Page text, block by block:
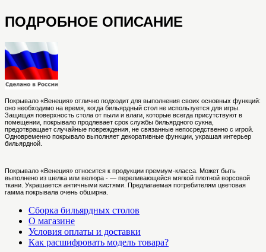
ПОДРОБНОЕ ОПИСАНИЕ
Покрывало «Венеция» отлично подходит для выполнения своих основных функций:
оно необходимо на время, когда бильярдный стол не используется для игры.
Защищая поверхность стола от пыли и влаги, которые всегда присутствуют в
помещении, покрывало продлевает срок службы бильярдного сукна,
предотвращает случайные повреждения, не связанные непосредственно с игрой.
Одновременно покрывало выполняет декоративные функции, украшая интерьер
бильярдной.
Покрывало «Венеция» относится к продукции премиум-класса. Может быть
выполнено из шелка или велюра - — переливающейся мягкой плотной ворсовой
ткани. Украшается античными кистями. Предлагаемая потребителям цветовая
гамма покрывала очень обширна.
Сборка бильярдных столов
О магазине
Условия оплаты и доставки
Как расшифровать модель товара?